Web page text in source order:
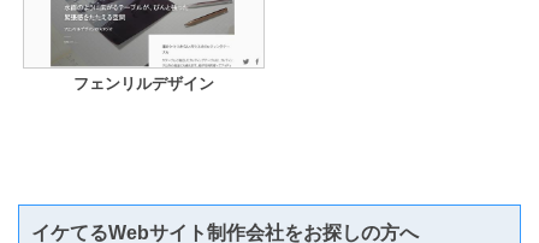
フェンリルデザイン
イケてるWebサイト制作会社をお探しの方へ